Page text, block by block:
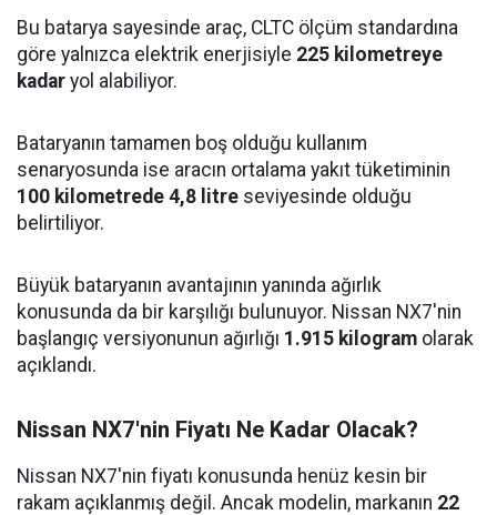
Bu batarya sayesinde araç, CLTC ölçüm standardına
göre yalnızca elektrik enerjisiyle 225 kilometreye
kadar yol alabiliyor.
Bataryanın tamamen boş olduğu kullanım
senaryosunda ise aracın ortalama yakıt tüketiminin
100 kilometrede 4,8 litre seviyesinde olduğu
belirtiliyor.
Büyük bataryanın avantajının yanında ağırlık
konusunda da bir karşılığı bulunuyor. Nissan NX7'nin
başlangıç versiyonunun ağırlığı 1.915 kilogram olarak
açıklandı.
Nissan NX7'nin Fiyatı Ne Kadar Olacak?
Nissan NX7'nin fiyatı konusunda henüz kesin bir
rakam açıklanmış değil. Ancak modelin, markanın 22